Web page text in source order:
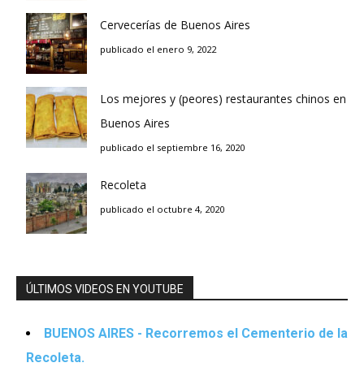
Cervecerías de Buenos Aires
publicado el enero 9, 2022
Los mejores y (peores) restaurantes chinos en
Buenos Aires
publicado el septiembre 16, 2020
Recoleta
publicado el octubre 4, 2020
ÚLTIMOS VIDEOS EN YOUTUBE
BUENOS AIRES - Recorremos el Cementerio de la
Recoleta.